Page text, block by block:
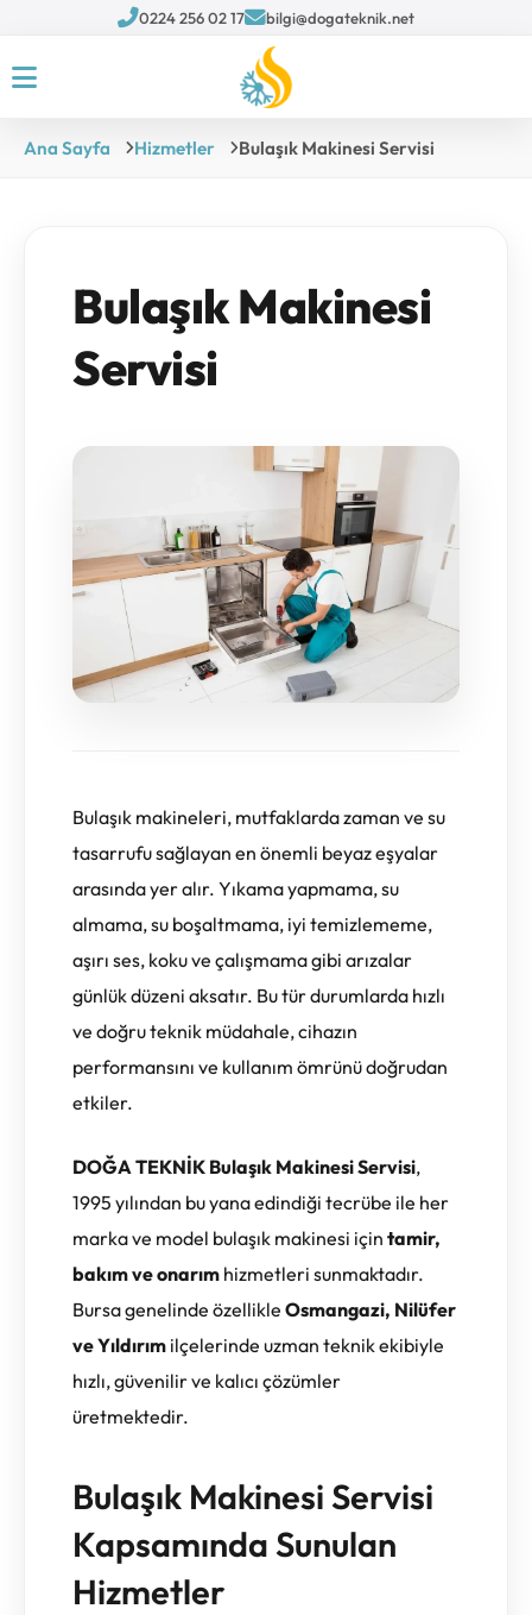
0224 256 02 17 bilgi@dogateknik.net
Ana Sayfa Hizmetler Bulaşık Makinesi Servisi
Bulaşık Makinesi
Servisi
Bulaşık makineleri, mutfaklarda zaman ve su
tasarrufu sağlayan en önemli beyaz eşyalar
arasında yer alır. Yıkama yapmama, su
almama, su boşaltmama, iyi temizlememe,
aşırı ses, koku ve çalışmama gibi arızalar
günlük düzeni aksatır. Bu tür durumlarda hızlı
ve doğru teknik müdahale, cihazın
performansını ve kullanım ömrünü doğrudan
etkiler.
DOĞA TEKNİK Bulaşık Makinesi Servisi,
1995 yılından bu yana edindiği tecrübe ile her
marka ve model bulaşık makinesi için tamir,
bakım ve onarım hizmetleri sunmaktadır.
Bursa genelinde özellikle Osmangazi, Nilüfer
ve Yıldırım ilçelerinde uzman teknik ekibiyle
hızlı, güvenilir ve kalıcı çözümler
üretmektedir.
Bulaşık Makinesi Servisi
Kapsamında Sunulan
Hizmetler